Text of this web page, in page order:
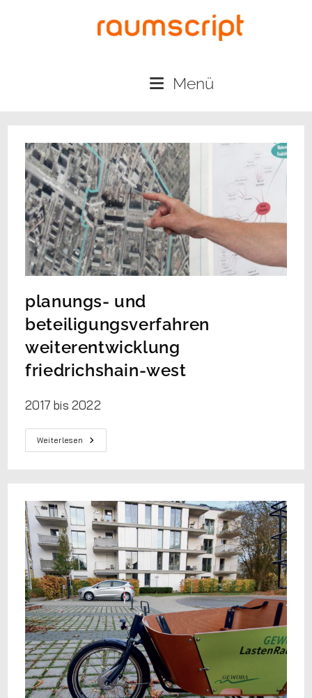
Menü
planungs- und
beteiligungsverfahren
weiterentwicklung
friedrichshain-west
2017 bis 2022
Weiterlesen